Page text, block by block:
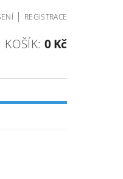
| REGISTRACE
KOŠÍK: 0 Kč